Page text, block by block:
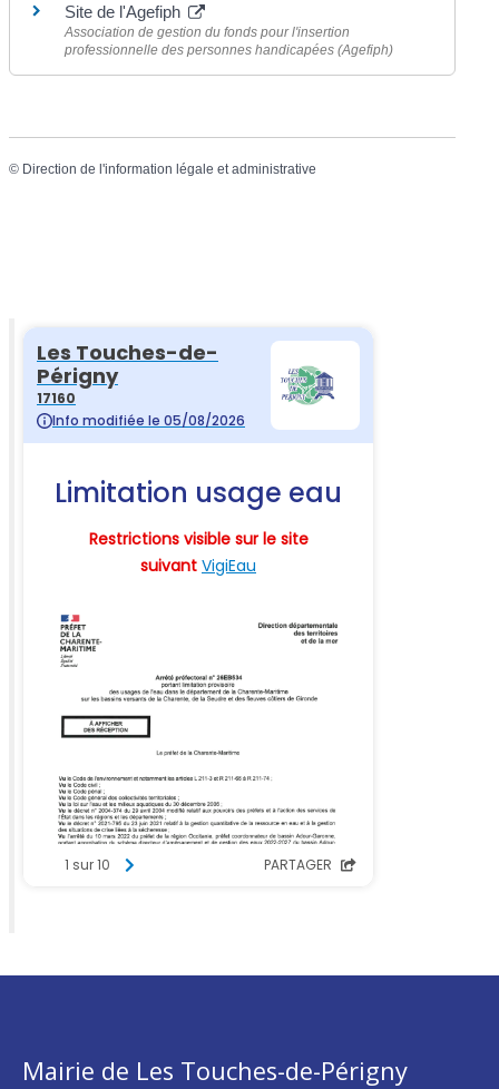
Site de l'Agefiph
Association de gestion du fonds pour l'insertion
professionnelle des personnes handicapées (Agefiph)
© Direction de l'information légale et administrative
Mairie de Les Touches-de-Périgny